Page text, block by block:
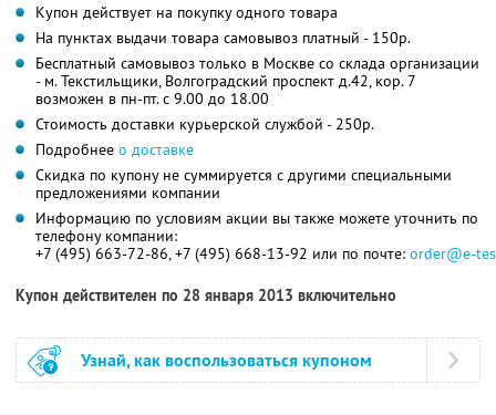
Купон действует на покупку одного товара
На пунктах выдачи товара самовывоз платный - 150р.
Бесплатный самовывоз только в Москве со склада организации
- м. Текстильщики, Волгоградский проспект д.42, кор. 7
возможен в пн-пт. с 9.00 до 18.00
Стоимость доставки курьерской службой - 250р.
Подробнее о доставке
Скидка по купону не суммируется с другими специальными
предложениями компании
Информацию по условиям акции вы также можете уточнить по
телефону компании:
+7 (495) 663-72-86, +7 (495) 668-13-92 или по почте: order@e-
Купон действителен по 28 января 2013 включительно
Узнай, как воспользоваться купоном